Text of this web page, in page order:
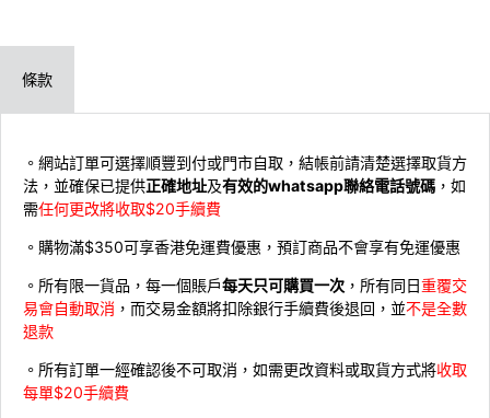
條款
。網站訂單可選擇順豐到付或門市自取，結帳前請清楚選擇取貨方
法，並確保已提供正確地址及有效的whatsapp聯絡電話號碼 ，如
需任何更改將收取$20手續費
。購物滿$350可享香港免運費優惠，預訂商品不會享有免運優惠
。所有限一貨品，每一個賬戶每天只可購買一次 ，所有同日重覆交
易會自動取消 ，而交易金額將扣除銀行手續費後退回，並不是全數
退款
。所有訂單一經確認後不可取消，如需更改資料或取貨方式將收取
每單$20手續費